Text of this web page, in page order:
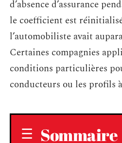
d’absence d’assurance
le coefficient est
l’automobiliste avait
Certaines compagnies
conditions particulières
conducteurs ou les profils
Sommaire